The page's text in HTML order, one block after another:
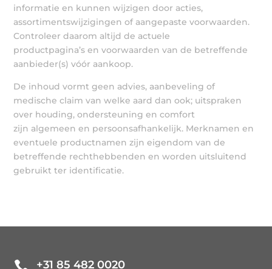
informatie en kunnen wijzigen door acties,
assortimentswijzigingen of aangepaste voorwaarden.
Controleer daarom altijd de actuele
productpagina’s en voorwaarden van de betreffende
aanbieder(s) vóór aankoop.
De inhoud vormt geen advies, aanbeveling of
medische claim van welke aard dan ook; uitspraken
over houding, ondersteuning en comfort
zijn algemeen en persoonsafhankelijk. Merknamen en
eventuele productnamen zijn eigendom van de
betreffende rechthebbenden en worden uitsluitend
gebruikt ter identificatie.
+31 85 482 0020